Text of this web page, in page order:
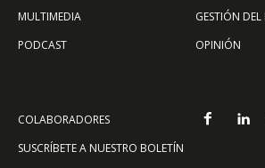
MULTIMEDIA
PODCAST
GESTIÓN
OPINIÓN
COLABORADORES
SUSCRÍBETE A NUESTRO BOLETÍN